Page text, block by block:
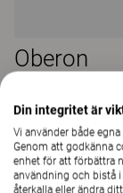
Oberon
39 Färger och
Din integritet är
Vi använder både
Genom att godkänna
enhet för att förbättra
användning och bistå
återkalla eller ändra